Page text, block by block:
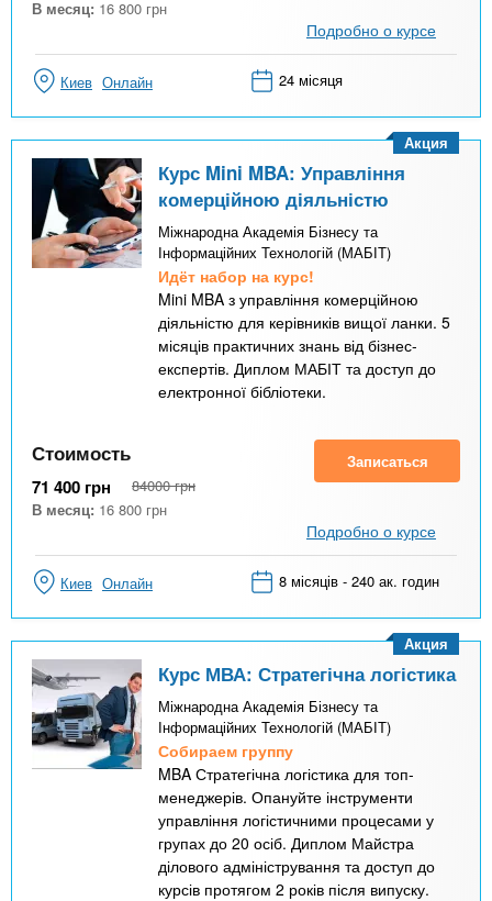
В месяц: 16 800 грн
Подробно о курсе
Киев Онлайн 24 місяця
Курс Mini MBA: Управління
комерційною діяльністю
Міжнародна Академія Бізнесу та
Інформаційних Технологій (МАБІТ)
Идёт набор на курс!
Mini MBA з управління комерційною
діяльністю для керівників вищої ланки. 5
місяців практичних знань від бізнес-
експертів. Диплом МАБІТ та доступ до
електронної бібліотеки.
Акция
Стоимость
71 400 грн 84000 грн
В месяц: 16 800 грн
Записаться
Подробно о курсе
Киев Онлайн 8 місяців - 240 ак. годин
Курс МВА: Стратегічна логістика
Міжнародна Академія Бізнесу та
Інформаційних Технологій (МАБІТ)
Собираем группу
MBA Стратегічна логістика для топ-
менеджерів. Опануйте інструменти
управління логістичними процесами у
групах до 20 осіб. Диплом Майстра
ділового адміністрування та доступ до
курсів протягом 2 років після випуску.
Акция